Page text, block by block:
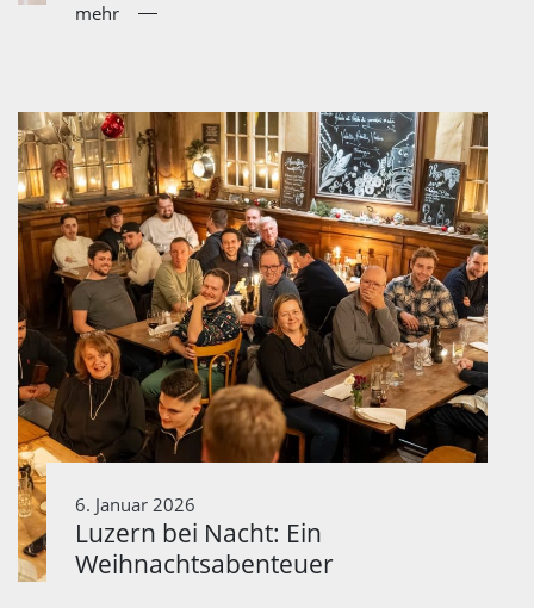
mehr
6. Januar 2026
Luzern bei Nacht: Ein
Weihnachtsabenteuer